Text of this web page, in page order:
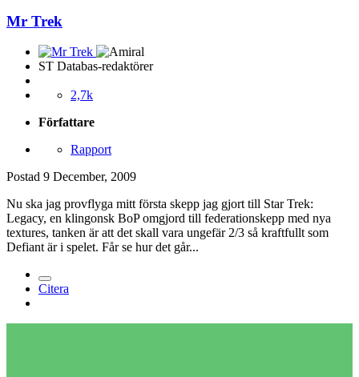
Mr Trek
ST Databas-redaktörer
2,7k
Författare
Rapport
Postad 9 December, 2009
Nu ska jag provflyga mitt första skepp jag gjort till Star Trek:
Legacy, en klingonsk BoP omgjord till federationskepp med nya
textures, tanken är att det skall vara ungefär 2/3 så kraftfullt som
Defiant är i spelet. Får se hur det går...
Citera